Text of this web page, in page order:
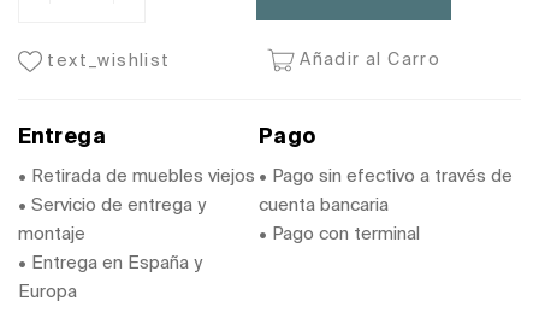
text_wishlist Añadir al Carro
Entrega
• Retirada de muebles viejos
• Servicio de entrega y
montaje
• Entrega en España y
Europa
Pago
• Pago sin efectivo a través de
cuenta bancaria
• Pago con terminal